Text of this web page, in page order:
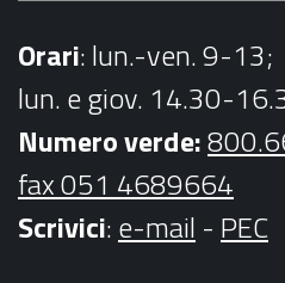
Orari: lun.-ven. 9-13;
lun. e giov. 14.30-
Numero verde:
fax 051 4689664
Scrivici:e-mail - PEC